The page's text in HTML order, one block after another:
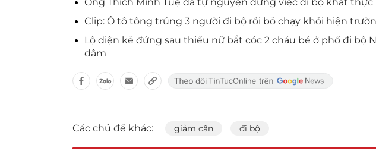
Clip: Ô tô tông trúng 3 người đi bộ rồi bỏ chạy khỏi hiện
Lộ diện kẻ đứng sau thiếu nữ bắt cóc 2 cháu bé ở phố đi bộ
dâm
Các chủ đề khác: giảm cân đi bộ